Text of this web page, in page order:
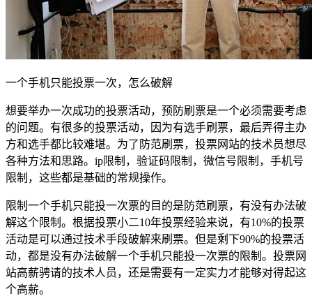
一个手机只能投票一次，怎么破解
想要举办一次成功的投票活动，预防刷票是一个必须需要考虑
的问题。有很多的投票活动，因为有选手刷票，最后弄得主办
方和选手都比较难堪。为了防范刷票，投票网站的技术员想尽
各种方法和思路。ip限制，验证码限制，微信号限制，手机号
限制，这些都是基础的常规操作。
限制一个手机只能投一次票的目的是防范刷票，有没有办法破
解这个限制。根据投票小二10年投票经验来说，有10%的投票
活动是可以通过技术手段破解来刷票。但是剩下90%的投票活
动，都是没有办法破解一个手机只能投一次票的限制。投票网
站高薪骋请的技术人员，还是需要有一定实力才能够对得起这
个高薪。